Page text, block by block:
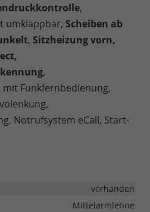
,
umklappbar, Scheiben ab
, Sitzheizung vorn,
,
Funkfernbedienung,
Notrufsystem eCall, Start-
vorhanden
Mittelarmlehne